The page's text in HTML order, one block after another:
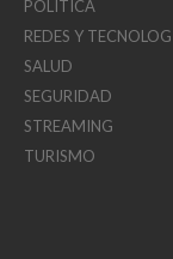
POLITICA
REDES Y
SALUD
SEGURIDAD
STREAMING
TURISMO